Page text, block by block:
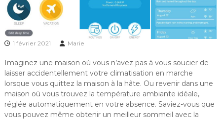
1 février 2021 Marie
Imaginez une maison où vous n’avez pas à vous soucier de
laisser accidentellement votre climatisation en marche
lorsque vous quittez la maison à la hâte. Ou revenir dans une
maison où vous trouvez la température ambiante idéale,
réglée automatiquement en votre absence. Saviez-vous que
vous pouvez même obtenir un meilleur sommeil avec la